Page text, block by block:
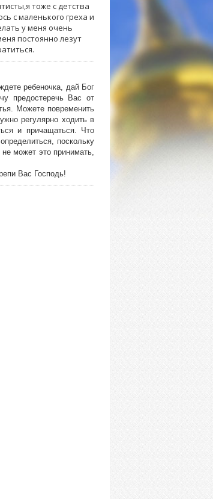
тоже с детства
с маленького греха и
у меня очень
постоянно лезут
ребеночка, дай Бог
предостеречь Вас от
Можете повременить
регулярно ходить в
и причащаться. Что
поскольку
может это принимать,
Вас Господь!